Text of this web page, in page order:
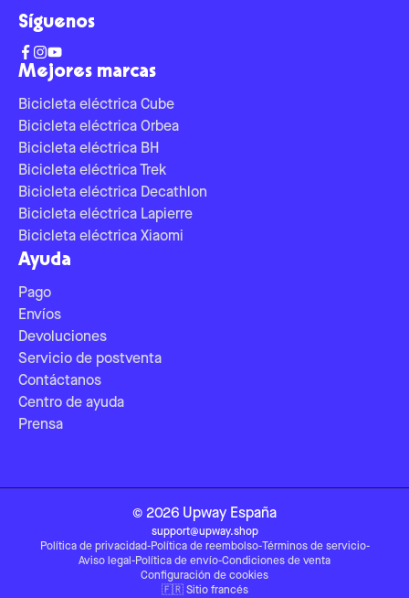
Mejores marcas
Bicicleta eléctrica Cube
Bicicleta eléctrica Orbea
Bicicleta eléctrica BH
Bicicleta eléctrica Trek
Bicicleta eléctrica Decathlon
Bicicleta eléctrica Lapierre
Bicicleta eléctrica Xiaomi
Ayuda
Pago
Envíos
Devoluciones
Servicio de postventa
Contáctanos
Centro de ayuda
Prensa
Síguenos
© 2026 Upway España
support@upway.shop
Política de privacidad-Política de reembolso-Términos de servicio-
Aviso legal -Política de envío-Condiciones de venta
Configuración de cookies
🇫🇷 Sitio francés